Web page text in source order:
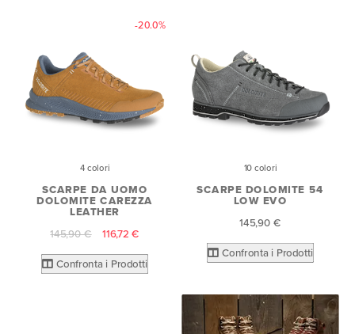
-20.0%
4 colori
SCARPE DA UOMO
DOLOMITE CAREZZA
LEATHER
145,90 €
116,72 €
Confronta i Prodotti
10 colori
SCARPE DOLOMITE 54
LOW EVO
145,90 €
Confronta i Prodotti